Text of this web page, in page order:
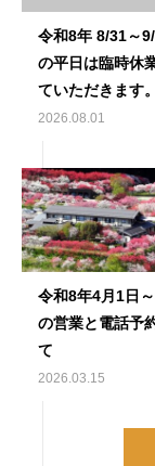
令和8年 8/31～
の平日は臨時休
ていただきます。
2026.08.01
令和8年4月1日
の営業と電話予
て
2026.03.15